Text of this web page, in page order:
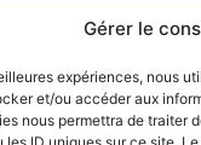
Gérer le
expériences, nous
et/ou accéder aux
nous permettra de traiter
Mentions légales
Politique de
Politique de